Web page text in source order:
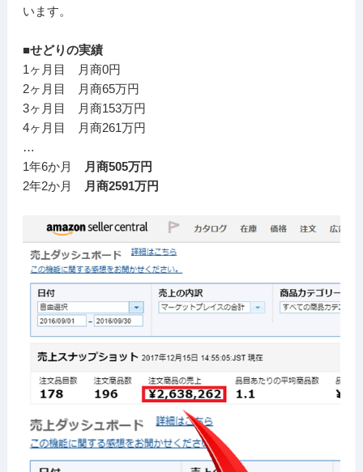
います。
■せどりの実績
1ヶ月目 月商0円
2ヶ月目 月商65万円
3ヶ月目 月商153万円
4ヶ月目 月商261万円
…
1年6か月
月商505万円
2年2か月
月商2591万円